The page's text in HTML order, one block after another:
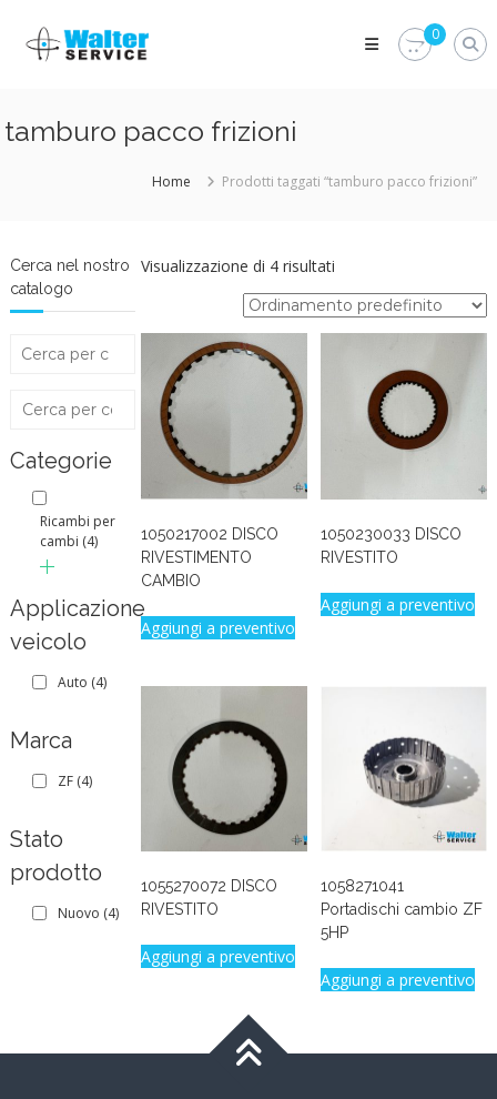
content
Walter
Service
parti
Walter
Service
Srl
0
tamburo pacco frizioni
Home Prodotti taggati “tamburo pacco frizioni”
Visualizzazione di 4 risultati
1050217002 DISCO
RIVESTIMENTO
CAMBIO
Aggiungi a preventivo
1050230033 DISCO
RIVESTITO
Aggiungi a preventivo
1055270072 DISCO
RIVESTITO
Aggiungi a preventivo
1058271041
Portadischi cambio ZF
5HP
Aggiungi a preventivo
Cerca nel nostro
catalogo
Categorie
Ricambi per
cambi (4)
Applicazione
veicolo
Auto (4)
Marca
ZF (4)
Stato
prodotto
Nuovo (4)